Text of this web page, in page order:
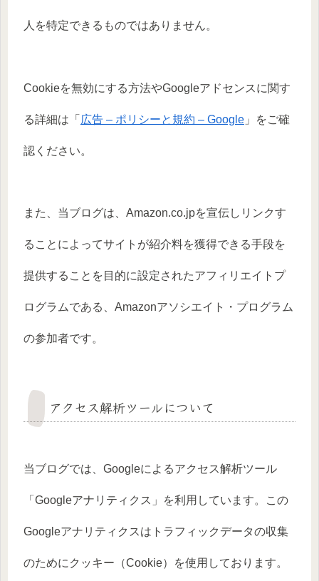
人を特定できるものではありません。
Cookieを無効にする方法やGoogleアドセンスに関す
る詳細は「 広告 – ポリシーと規約 – Google 」をご確
認ください。
また、当ブログは、Amazon.co.jpを宣伝しリンクす
ることによってサイトが紹介料を獲得できる手段を
提供することを目的に設定されたアフィリエイトプ
ログラムである、Amazonアソシエイト・プログラム
の参加者です。
アクセス解析ツールについて
当ブログでは、Googleによるアクセス解析ツール
「Googleアナリティクス」を利用しています。この
Googleアナリティクスはトラフィックデータの収集
のためにクッキー（Cookie）を使用しております。